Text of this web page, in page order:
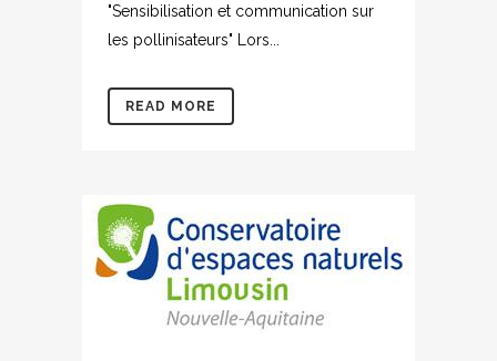
"Sensibilisation et communication sur
les pollinisateurs" Lors...
READ MORE